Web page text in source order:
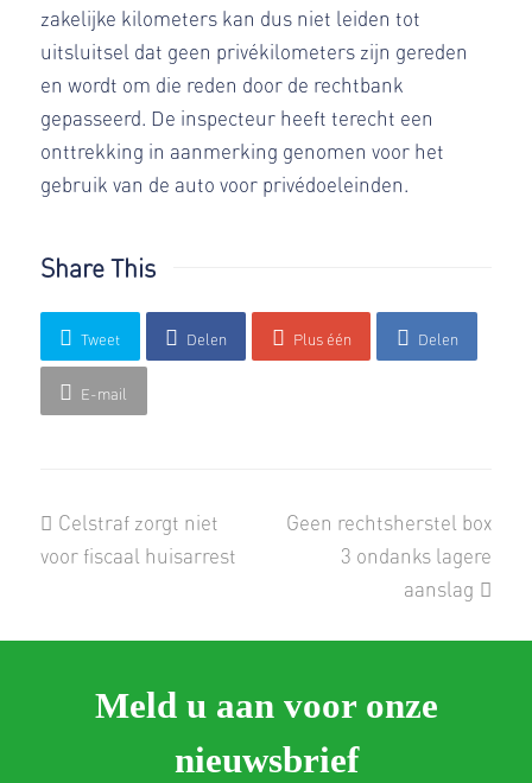
zakelijke kilometers kan dus niet leiden tot
uitsluitsel dat geen privékilometers zijn gereden
en wordt om die reden door de rechtbank
gepasseerd. De inspecteur heeft terecht een
onttrekking in aanmerking genomen voor het
gebruik van de auto voor privédoeleinden.
Share This
Tweet Delen Plus één Delen
E-mail
previous
post:
Celstraf zorgt niet
voor fiscaal huisarrest
next
Geen rechtsherstel box
3 ondanks lagere
aanslag
Meld u aan voor onze
nieuwsbrief